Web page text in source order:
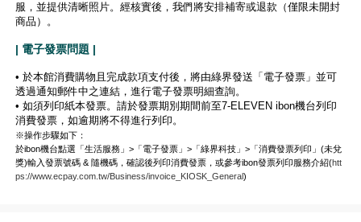
服，並提供清晰照片。經核實後，我們將安排補寄或退款（僅限未開封
商品）。
| 電子發票問題 |
• 於本館消費購物且完成款項支付後，將由綠界發送「電子發票」並可
透過通知郵件中之連結，進行電子發票明細查詢。
• 如須列印紙本發票。請於發票期別期間前至7-ELEVEN ibon機台列印
消費發票，如逾期將不得進行列印。
※操作步驟如下：
於ibon機台點選「生活服務」>「電子發票」>「綠界科技」>「消費發票列印」(未兌
獎)輸入發票號碼 & 隨機碼，確認後列印消費發票，或參考ibon發票列印服務介紹(htt
ps://www.ecpay.com.tw/Business/invoice_KIOSK_General)